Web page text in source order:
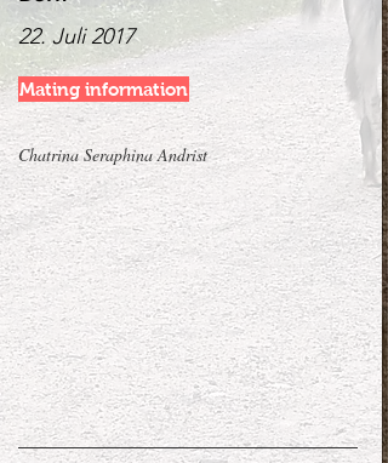
22. Juli 2017
Mating information
Chatrina Seraphina Andrist